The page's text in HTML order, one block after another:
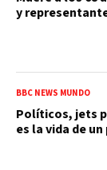
y
BBC NEWS MUNDO
Políticos, jets
es la vida de